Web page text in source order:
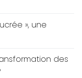
», une
des